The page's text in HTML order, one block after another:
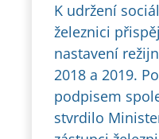
K udržení
železnici
nastavení
2018 a 2019.
podpisem
stvrdilo